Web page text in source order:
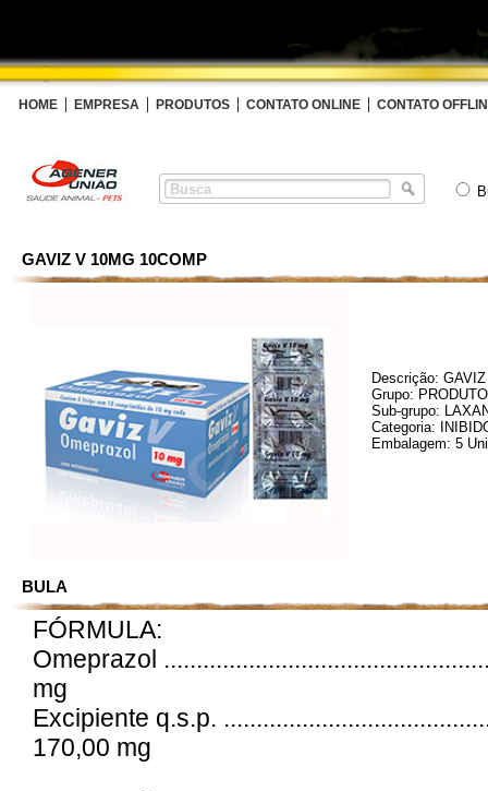
HOME EMPRESA PRODUTOS CONTATO ONLINE CONTATO
GAVIZ V 10MG 10COMP
Descrição:
Grupo:
Sub-grupo:
Categoria:
Embalagem: 5
BULA
FÓRMULA:
Omeprazol
mg
Excipiente q.s.p.
170,00 mg